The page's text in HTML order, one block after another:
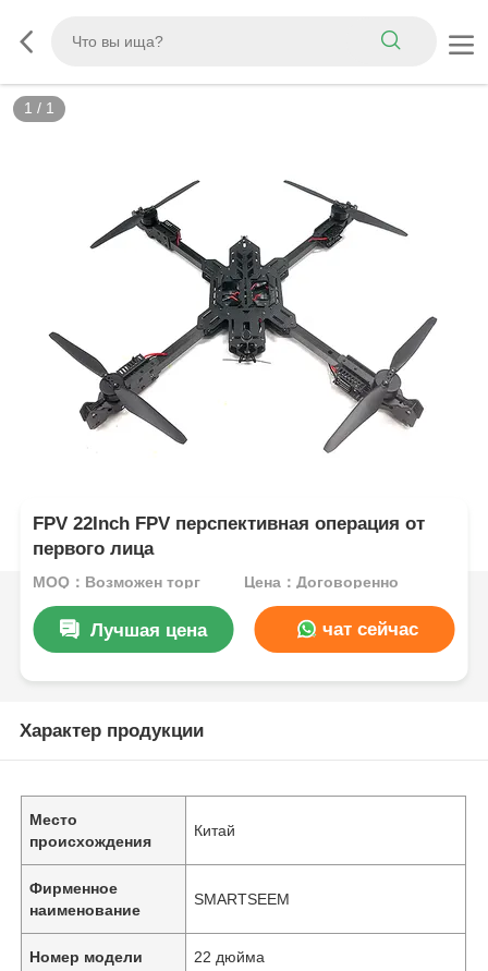
1 / 1
FPV 22Inch FPV перспективная операция от
первого лица
MOQ：Возможен торг Цена：Договоренно
Лучшая цена чат сейчас
Характер продукции
Место
происхождения
Китай
Фирменное
наименование
SMARTSEEM
Номер модели 22 дюйма